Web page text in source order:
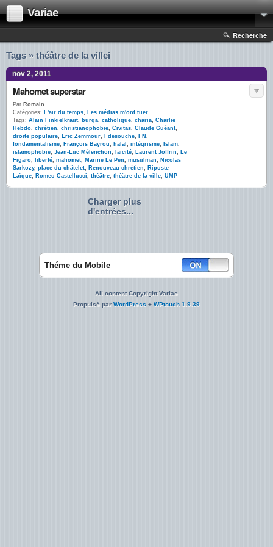
Variae
Recherche
Tags » théâtre de la villei
nov 2, 2011
Mahomet superstar
Par Romain
Catégories: L'air du temps, Les médias m'ont tuer
Tags: Alain Finkielkraut, burqa, catholique, charia, Charlie
Hebdo, chrétien, christianophobie, Civitas, Claude Guéant,
droite populaire, Eric Zemmour, Fdesouche, FN ,
fondamentalisme, François Bayrou, halal , intégrisme, Islam,
islamophobie, Jean-Luc Mélenchon, laïcité, Laurent Joffrin, Le
Figaro, liberté, mahomet, Marine Le Pen, musulman, Nicolas
Sarkozy, place du châtelet, Renouveau chrétien, Riposte
Laïque, Romeo Castellucci, théâtre, théâtre de la ville, UMP
Charger plus
d'entrées...
Théme du Mobile
All content Copyright Variae
Propulsé parWordPress + WPtouch 1.9.39